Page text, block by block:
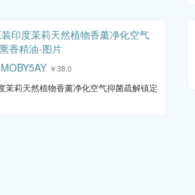
￥38.0
茉莉天然植物香薰净化空气抑菌疏解镇定